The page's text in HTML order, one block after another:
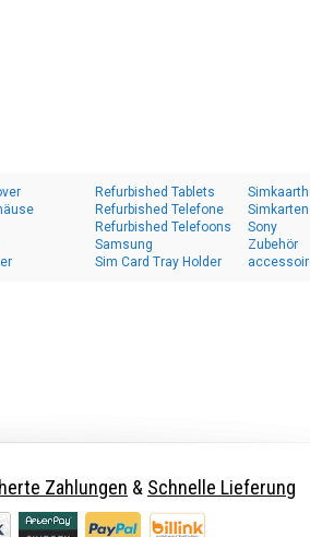
Refurbished Tablets
Refurbished Telefone
Refurbished Telefoons
Samsung
Sim Card Tray Holder
Sony
Zubehör
Zahlungen & Schnelle Lieferung